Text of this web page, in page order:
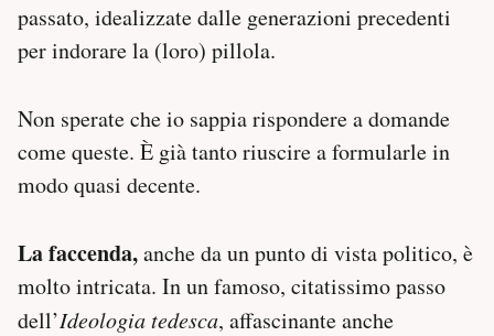
passato, idealizzate dalle generazioni precedenti
per indorare la (loro) pillola.
Non sperate che io sappia rispondere a domande
come queste. È già tanto riuscire a formularle in
modo quasi decente.
La faccenda,anche da un punto di vista politico, è
molto intricata. In un famoso, citatissimo passo
dell’Ideologia tedesca, affascinante anche